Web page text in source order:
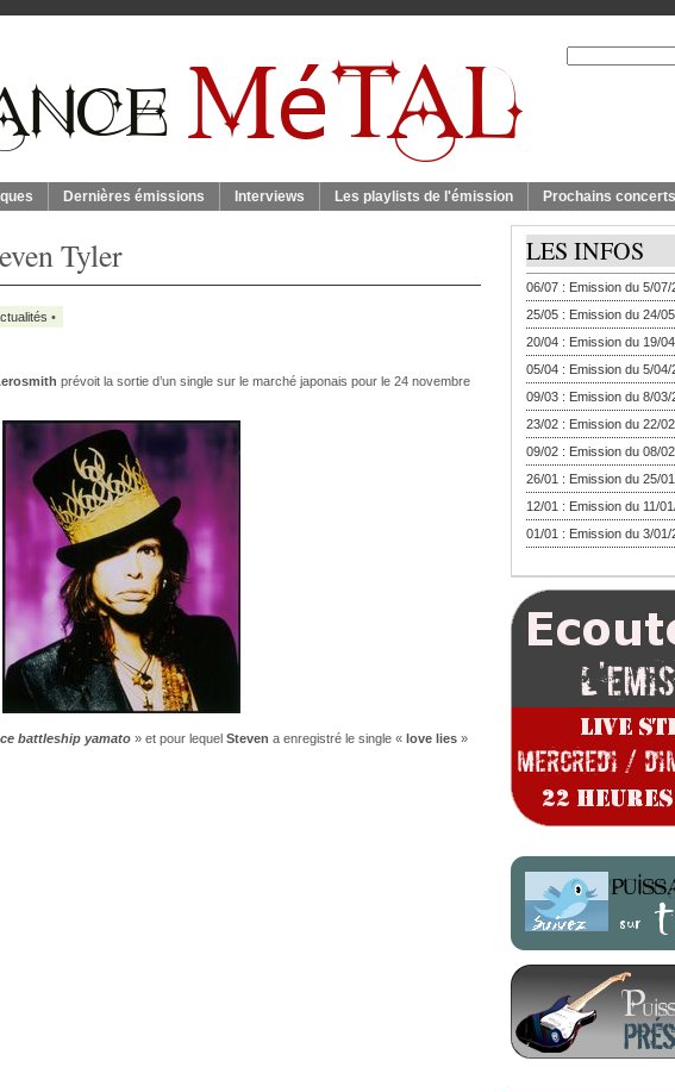
Dernières émissions Interviews Les playlists de l'émission Prochains concerts
Tyler
•
prévoit la sortie d’un single sur le marché japonais pour le 24 novembre
battleship yamato » et pour lequel Steven a enregistré le single « love lies »
LES INFOS
06/07 : Emission du 5/07/
25/05 : Emission du 24/
20/04 : Emission du 19/
05/04 : Emission du 5/04/
09/03 : Emission du 8/03/
23/02 : Emission du 22/
09/02 : Emission du 08/
26/01 : Emission du 25/
12/01 : Emission du 11/
01/01 : Emission du 3/01/